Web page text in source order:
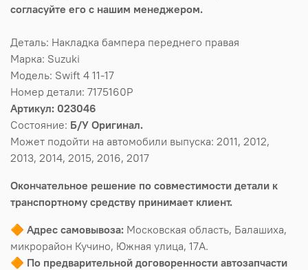
согласуйте его с нашим менеджером.
Деталь: Накладка бампера переднего правая
Марка: Suzuki
Модель: Swift 4 11-17
Номер детали: 7175160P
Артикул: 023046
Состояние: Б/У Оригинал.
Может подойти на автомобили выпуска: 2011, 2012,
2013, 2014, 2015, 2016, 2017
Окончательное решение по совместимости детали к
транспортному средству принимает клиент.
🔶 Адрес самовывоза: Московская область, Балашиха,
микрорайон Кучино, Южная улица, 17А.
🔶 По предварительной договоренности автозапчасти